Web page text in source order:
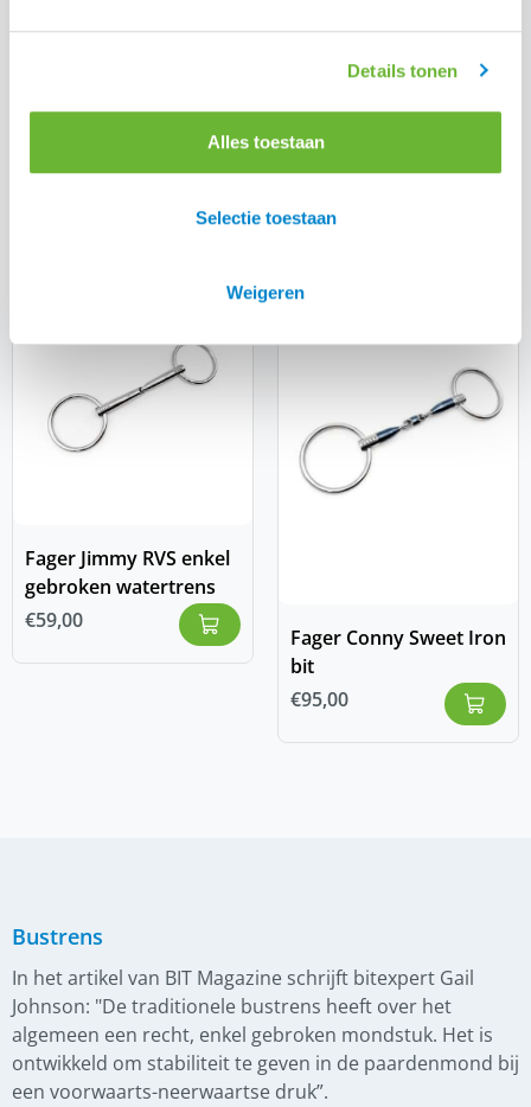
Details tonen
Alles toestaan
Selectie toestaan
Weigeren
Fager Dylan Sweet Iron
€95,00
Fager Jimmy RVS enkel
gebroken watertrens
€59,00
Fager Conny Sweet Iron
bit
€95,00
Bustrens
In het artikel van BIT Magazine schrijft bitexpert Gail
Johnson: "De traditionele bustrens heeft over het
algemeen een recht, enkel gebroken mondstuk. Het is
ontwikkeld om stabiliteit te geven in de paardenmond bij
een voorwaarts-neerwaartse druk”.